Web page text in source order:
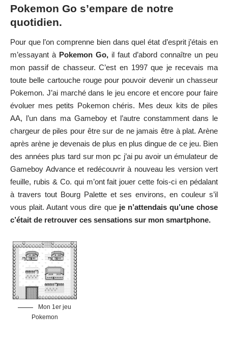
Pokemon Go s’empare de notre
quotidien.
Pour que l’on comprenne bien dans quel état d’esprit j’étais en
m’essayant à Pokemon Go, il faut d’abord connaître un peu
mon passif de chasseur. C’est en 1997 que je recevais ma
toute belle cartouche rouge pour pouvoir devenir un chasseur
Pokemon. J’ai marché dans le jeu encore et encore pour faire
évoluer mes petits Pokemon chéris. Mes deux kits de piles
AA, l’un dans ma Gameboy et l’autre constamment dans le
chargeur de piles pour être sur de ne jamais être à plat. Arène
après arène je devenais de plus en plus dingue de ce jeu. Bien
des années plus tard sur mon pc j’ai pu avoir un émulateur de
Gameboy Advance et redécouvrir à nouveau les version vert
feuille, rubis & Co. qui m’ont fait jouer cette fois-ci en pédalant
à travers tout Bourg Palette et ses environs, en couleur s’il
vous plait. Autant vous dire que je n’attendais qu’une chose
c’était de retrouver ces sensations sur mon smartphone.
Mon 1er jeu
Pokemon